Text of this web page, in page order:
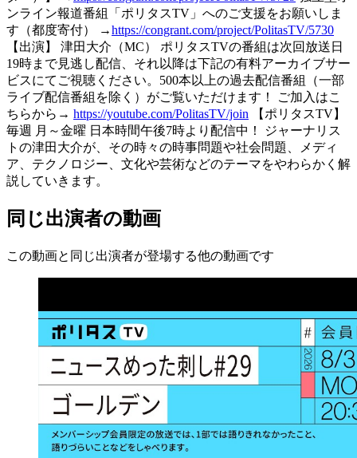
ンライン報道番組「ポリタスTV」へのご支援をお願いしま
す（都度寄付） →https://congrant.com/project/PolitasTV/5730
【出演】 津田大介（MC） ポリタスTVの番組は次回放送日
19時まで見逃し配信、それ以降は下記の有料アーカイブサー
ビスにてご視聴ください。500本以上の過去配信番組（一部
ライブ配信番組を除く）がご覧いただけます！ ご加入はこ
ちらから→ https://youtube.com/PolitasTV/join 【ポリタスTV】
毎週 月～金曜 日本時間午後7時より配信中！ ジャーナリス
トの津田大介が、その時々の時事問題や社会問題、メディ
ア、テクノロジー、文化や芸術などのテーマをやわらかく解
説していきます。
同じ出演者の動画
この動画と同じ出演者が登場する他の動画です